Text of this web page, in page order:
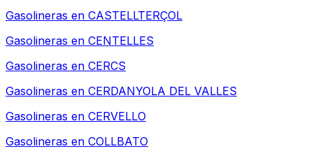
Gasolineras en CASTELLTERÇOL
Gasolineras en CENTELLES
Gasolineras en CERCS
Gasolineras en CERDANYOLA DEL VALLES
Gasolineras en CERVELLO
Gasolineras en COLLBATO